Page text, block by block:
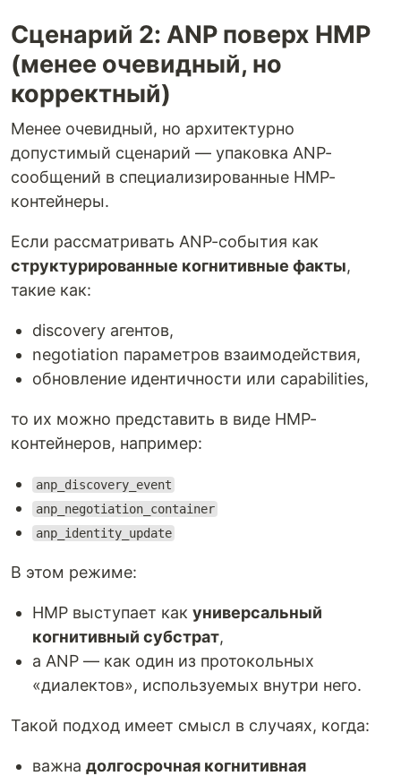
Сценарий 2: ANP поверх HMP
(менее очевидный, но
корректный)
Менее очевидный, но архитектурно
допустимый сценарий — упаковка ANP-
сообщений в специализированные HMP-
контейнеры.
Если рассматривать ANP-события как
структурированные когнитивные факты,
такие как:
discovery агентов,
negotiation параметров взаимодействия,
обновление идентичности или capabilities,
то их можно представить в виде HMP-
контейнеров, например:
anp_discovery_event
anp_negotiation_container
anp_identity_update
В этом режиме:
HMP выступает как универсальный
когнитивный субстрат,
а ANP — как один из протокольных
«диалектов», используемых внутри него.
Такой подход имеет смысл в случаях, когда:
важна долгосрочная когнитивная